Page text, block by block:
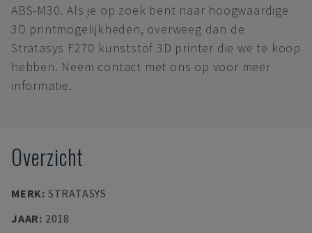
ABS-M30. Als je op zoek bent naar hoogwaardige
3D printmogelijkheden, overweeg dan de
Stratasys F270 kunststof 3D printer die we te koop
hebben. Neem contact met ons op voor meer
informatie.
Overzicht
MERK: STRATASYS
JAAR: 2018